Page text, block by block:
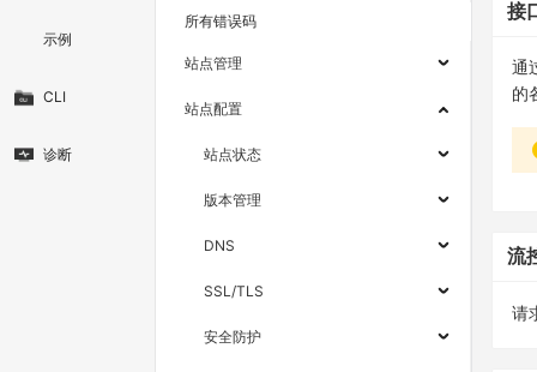
示例
CLI
诊断
所有错误码
站点管理
站点配置
站点状态
版本管理
DNS
SSL/TLS
安全防护
接
通
的
流
请